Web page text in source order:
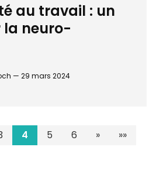
au travail : un
la neuro-
— 29 mars 2024
4 5 6 » »»